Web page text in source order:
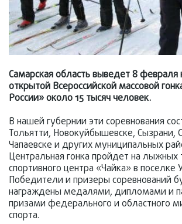
Самарская область выведет 8 февраля
открытой Всероссийской массовой
России» около 15 тысяч человек.
В нашей губернии эти соревнования
Тольятти, Новокуйбышевске, Сызрани,
Чапаевске и других муниципальных
Центральная гонка пройдет на лыжных
спортивного центра «Чайка» в поселке
Победители и призеры соревнований
награждены медалями, дипломами и
призами федерального и областного
спорта.